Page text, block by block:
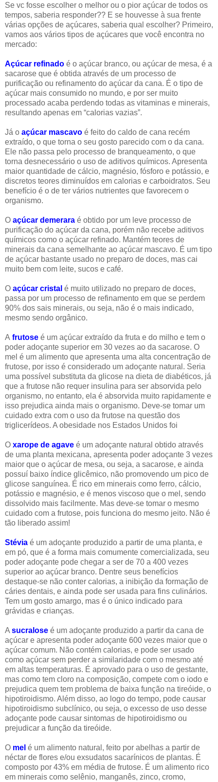
Se vc fosse escolher o melhor ou o pior açúcar de todos os
tempos, saberia responder?? E se houvesse à sua frente
várias opções de açúcares, saberia qual escolher? Primeiro,
vamos aos vários tipos de açúcares que você encontra no
mercado:
Açúcar refinado é o açúcar branco, ou açúcar de mesa, é a
sacarose que é obtida através de um processo de
purificação ou refinamento do açúcar da cana. É o tipo de
açúcar mais consumido no mundo, e por ser muito
processado acaba perdendo todas as vitaminas e minerais,
resultando apenas em “calorias vazias”.
Já o açúcar mascavo é feito do caldo de cana recém
extraído, o que torna o seu gosto parecido com o da cana.
Ele não passa pelo processo de branqueamento, o que
torna desnecessário o uso de aditivos químicos. Apresenta
maior quantidade de cálcio, magnésio, fósforo e potássio, e
discretos teores diminuídos em calorias e carboidratos. Seu
benefício é o de ter vários nutrientes que favorecem o
organismo.
O açúcar demerara é obtido por um leve processo de
purificação do açúcar da cana, porém não recebe aditivos
químicos como o açúcar refinado. Mantém teores de
minerais da cana semelhante ao açúcar mascavo. É um tipo
de açúcar bastante usado no preparo de doces, mas cai
muito bem com leite, sucos e café.
O açúcar cristal é muito utilizado no preparo de doces,
passa por um processo de refinamento em que se perdem
90% dos sais minerais, ou seja, não é o mais indicado,
mesmo sendo orgânico.
A frutose é um açúcar extraído da fruta e do milho e tem o
poder adoçante superior em 30 vezes ao da sacarose. O
mel é um alimento que apresenta uma alta concentração de
frutose, por isso é considerado um adoçante natural. Seria
uma possível substituta da glicose na dieta de diabéticos, já
que a frutose não requer insulina para ser absorvida pelo
organismo, no entanto, ela é absorvida muito rapidamente e
isso prejudica ainda mais o organismo. Deve-se tomar um
cuidado extra com o uso da frutose na questão dos
triglicerídeos. A obesidade nos Estados Unidos foi
O xarope de agave é um adoçante natural obtido através
de uma planta mexicana, apresenta poder adoçante 3 vezes
maior que o açúcar de mesa, ou seja, a sacarose, e ainda
possuí baixo índice glicêmico, não promovendo um pico de
glicose sanguínea. É rico em minerais como ferro, cálcio,
potássio e magnésio, e é menos viscoso que o mel, sendo
dissolvido mais facilmente. Mas deve-se tomar o mesmo
cuidado com a frutose, pois funciona do mesmo jeito. Não é
tão liberado assim!
Stévia é um adoçante produzido a partir de uma planta, e
em pó, que é a forma mais comumente comercializada, seu
poder adoçante pode chegar a ser de 70 a 400 vezes
superior ao açúcar branco. Dentre seus benefícios
destaque-se não conter calorias, a inibição da formação de
cáries dentais, e ainda pode ser usada para fins culinários.
Tem um gosto amargo, mas é o único indicado para
grávidas e crianças.
A sucralose é um adoçante produzido a partir da cana de
açúcar e apresenta poder adoçante 600 vezes maior que o
açúcar comum. Não contém calorias, e pode ser usado
como açúcar sem perder a similaridade com o mesmo até
em altas temperaturas. É aprovado para o uso de gestante,
mas como tem cloro na composição, compete com o iodo e
prejudica quem tem problema de baixa função na tireóide, o
hipotiroidismo. Além disso, ao logo do tempo, pode causar
hipotiroidismo subclínico, ou seja, o excesso de uso desse
adoçante pode causar sintomas de hipotiroidismo ou
prejudicar a função da tireóide.
O mel é um alimento natural, feito por abelhas a partir de
néctar de flores e/ou exsudatos sacarínicos de plantas. É
composto por 43% em média de frutose. É um alimento rico
em minerais como selênio, manganês, zinco, cromo,